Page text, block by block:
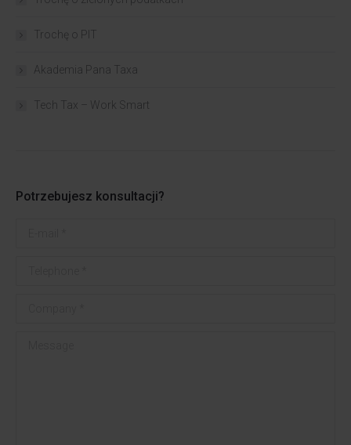
Trochę o PIT
Akademia Pana Taxa
Tech Tax – Work Smart
Potrzebujesz konsultacji?